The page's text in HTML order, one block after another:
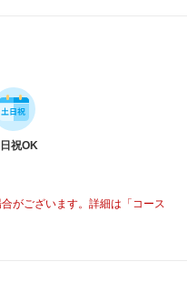
祝OK
がございます。詳細は「コース